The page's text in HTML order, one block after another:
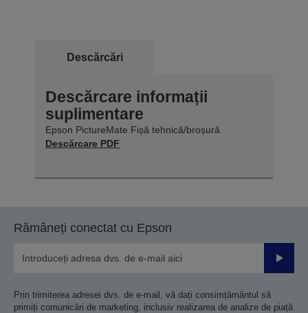
Descărcări
Descărcare informații
suplimentare
Epson PictureMate Fișă tehnică/broșură
Descărcare PDF
Rămâneți conectat cu Epson
Prin trimiterea adresei dvs. de e-mail, vă dați consimțământul să
primiți comunicări de marketing, inclusiv realizarea de analize de piață